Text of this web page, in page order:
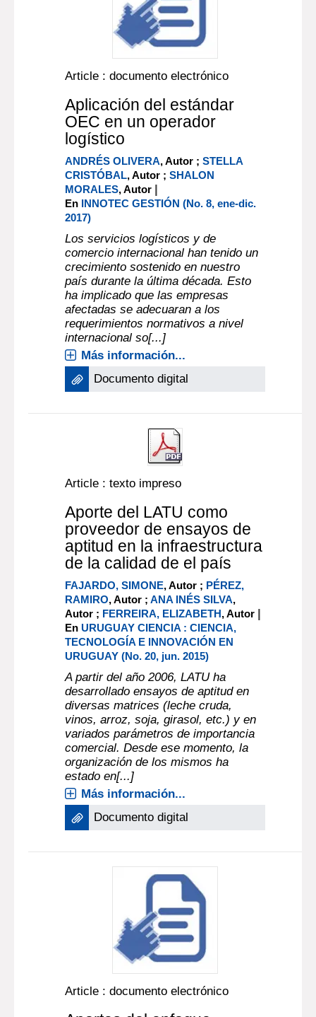
Article : documento electrónico
Aplicación del estándar
OEC en un operador
logístico
ANDRÉS OLIVERA, Autor ;STELLA
CRISTÓBAL, Autor ;SHALON
MORALES, Autor |
En INNOTEC GESTIÓN (No. 8, ene-dic.
2017)
Los servicios logísticos y de
comercio internacional han tenido un
crecimiento sostenido en nuestro
país durante la última década. Esto
ha implicado que las empresas
afectadas se adecuaran a los
requerimientos normativos a nivel
internacional so[...]
Más información...
Documento digital
Article : texto impreso
Aporte del LATU como
proveedor de ensayos de
aptitud en la infraestructura
de la calidad de el país
FAJARDO, SIMONE, Autor ; PÉREZ,
RAMIRO, Autor ;ANA INÉS SILVA,
Autor ; FERREIRA, ELIZABETH, Autor |
EnURUGUAY CIENCIA : CIENCIA,
TECNOLOGÍA E INNOVACIÓN EN
URUGUAY (No. 20, jun. 2015)
A partir del año 2006, LATU ha
desarrollado ensayos de aptitud en
diversas matrices (leche cruda,
vinos, arroz, soja, girasol, etc.) y en
variados parámetros de importancia
comercial. Desde ese momento, la
organización de los mismos ha
estado en[...]
Más información...
Documento digital
Article : documento electrónico